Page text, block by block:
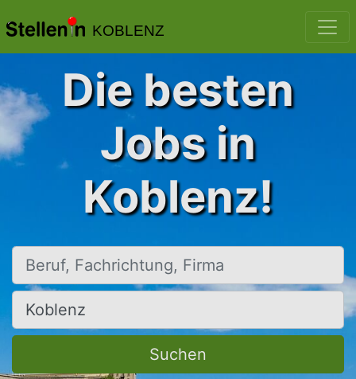
KOBLENZ
Die besten
Jobs in
Koblenz!
Beruf, Fachrichtung, Firma
Ort, Stadt
Suchen